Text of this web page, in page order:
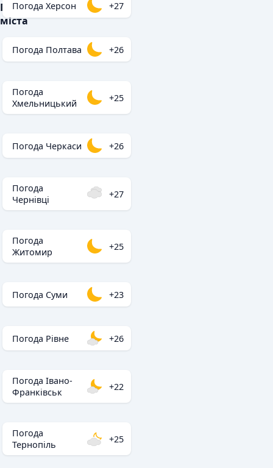
Популярні
міста
Погода Херсон +27
Погода Полтава +26
Погода
Хмельницький
+25
Погода Черкаси +26
Погода
Чернівці
+27
Погода
Житомир
+25
Погода Суми +23
Погода Рівне +26
Погода Івано-
Франківськ
+22
Погода
Тернопіль
+25